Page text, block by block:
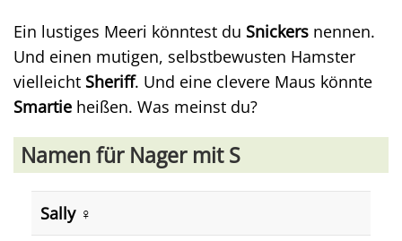
Ein lustiges Meeri könntest du Snickers nennen.
Und einen mutigen, selbstbewusten Hamster
vielleicht Sheriff. Und eine clevere Maus könnte
Smartie heißen. Was meinst du?
Namen für Nager mit S
Sally ♀️